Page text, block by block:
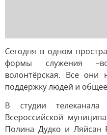
Сегодня в одном
формы служения
волонтёрская. Все они
поддержку людей и
В студии
Всероссийской
Полина Дудко и Ляйсан